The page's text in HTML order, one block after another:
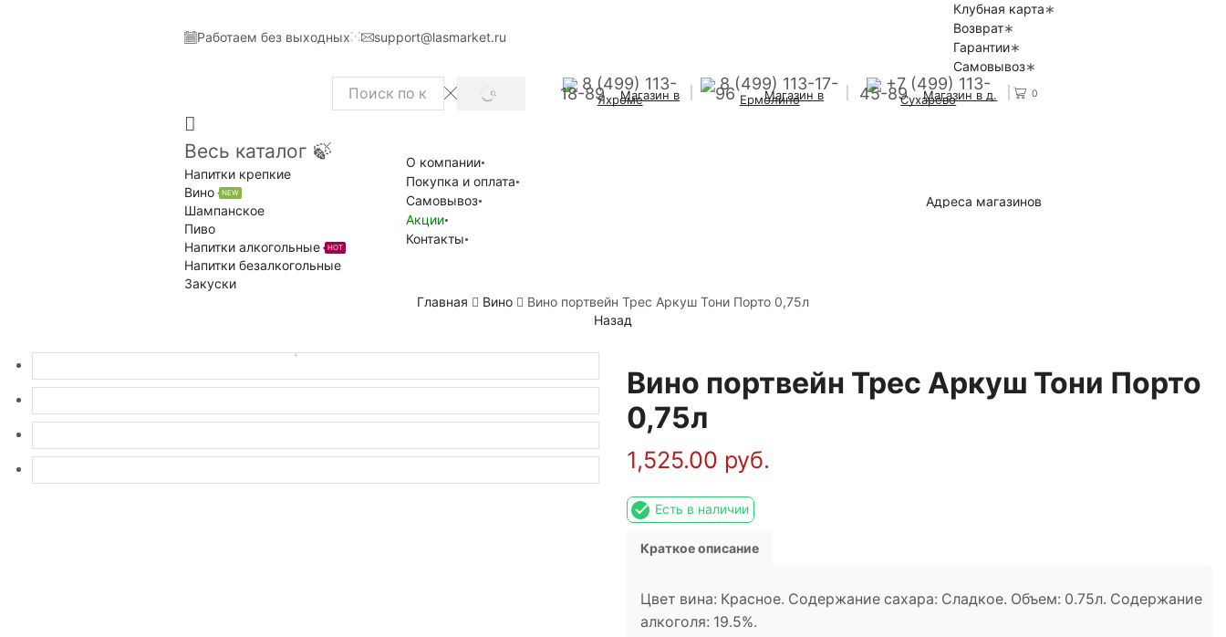
Работаем без выходных support@lasmarket.ru
Клубная карта
Возврат
Гарантии
Самовывоз
Search
SEARCH
8 (499) 113-
18-89 Магазин в
Яхроме
8 (499) 113-17-
96 Магазин в
Ермолино
+7 (499) 113-
45-89 Магазин в д.
Сухарево 0
Весь каталог 🍃
Напитки крепкие
Вино
NEW
Шампанское
Пиво
Напитки алкогольные
HOT
Напитки безалкогольные
Закуски
О компании
Покупка и оплата
Самовывоз
Акции
Контакты
Адреса магазинов
Главная Вино
Вино портвейн Трес Аркуш Тони Порто 0,75л
Назад
Вино портвейн Трес Аркуш Тони Порто
0,75л
1,525.00 руб.
Есть в наличии
Краткое описание
Цвет вина: Красное. Содержание сахара: Сладкое. Объем: 0.75л. Содержание
алкоголя: 19.5%.